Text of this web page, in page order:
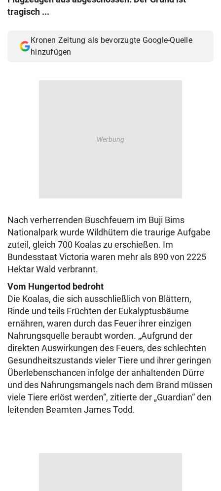
tragisch ...
Kronen Zeitung als bevorzugte Google-Quelle
hinzufügen
Nach verherrenden Buschfeuern im Buji Bims
Nationalpark wurde Wildhütern die traurige Aufgabe
zuteil, gleich 700 Koalas zu erschießen. Im
Bundesstaat Victoria waren mehr als 890 von 2225
Hektar Wald verbrannt.
Vom Hungertod bedroht
Die Koalas, die sich ausschließlich von Blättern,
Rinde und teils Früchten der Eukalyptusbäume
ernähren, waren durch das Feuer ihrer einzigen
Nahrungsquelle beraubt worden. „Aufgrund der
direkten Auswirkungen des Feuers, des schlechten
Gesundheitszustands vieler Tiere und ihrer geringen
Überlebenschancen infolge der anhaltenden Dürre
und des Nahrungsmangels nach dem Brand müssen
viele Tiere erlöst werden“, zitierte der „Guardian“ den
leitenden Beamten James Todd.